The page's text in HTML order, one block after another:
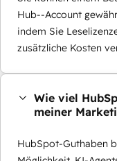
Hub--Account
indem Sie
zusätzliche Kosten
Wie viel
meiner
HubSpot-Guthaben